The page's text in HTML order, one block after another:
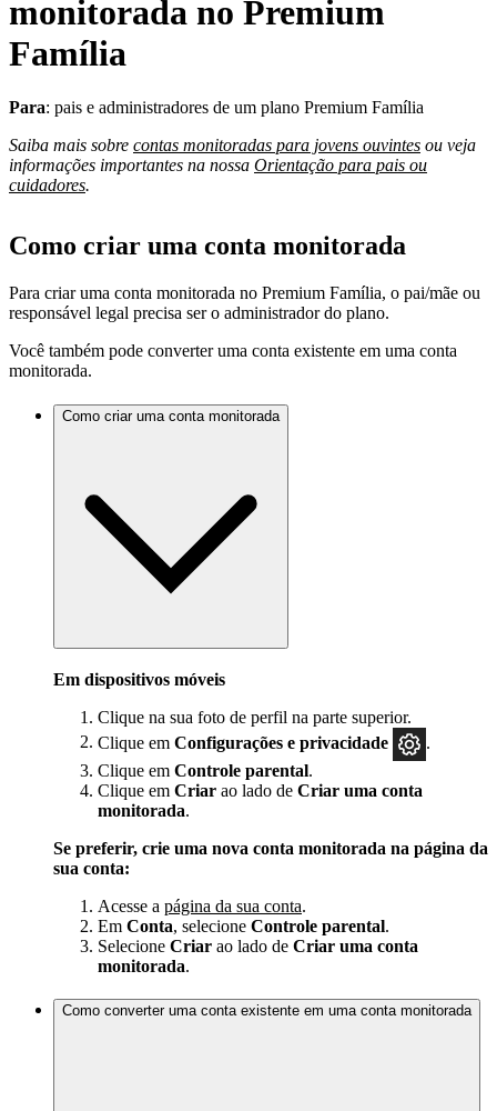
monitorada no Premium
Família
Para: pais e administradores de um plano Premium Família
Saiba mais sobre contas monitoradas para jovens ouvintes ou veja
informações importantes na nossa Orientação para pais ou
cuidadores.
Como criar uma conta monitorada
Para criar uma conta monitorada no Premium Família, o pai/mãe ou
responsável legal precisa ser o administrador do plano.
Você também pode converter uma conta existente em uma conta
monitorada.
Como criar uma conta monitorada
Em dispositivos móveis
Clique na sua foto de perfil na parte superior.
Clique em Configurações e privacidade
Clique em Controle parental.
Clique em Criar ao lado de Criar uma conta
monitorada.
Se preferir, crie uma nova conta monitorada na página da
sua conta:
Acesse a página da sua conta.
Em Conta, selecione Controle parental.
Selecione Criar ao lado de Criar uma conta
monitorada.
Como converter uma conta existente em uma conta monitorada